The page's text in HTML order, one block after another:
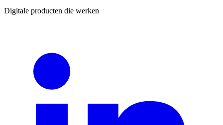
Digitale producten die werken